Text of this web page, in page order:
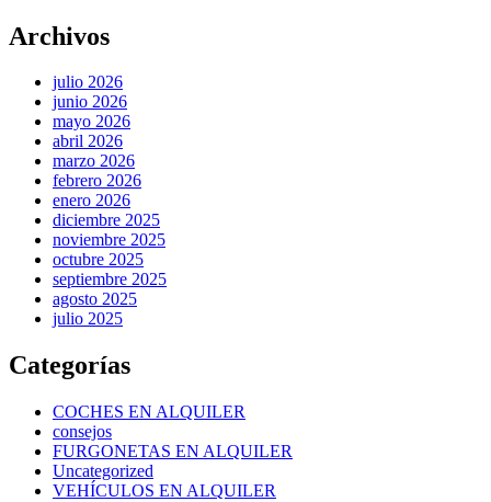
Archivos
julio 2026
junio 2026
mayo 2026
abril 2026
marzo 2026
febrero 2026
enero 2026
diciembre 2025
noviembre 2025
octubre 2025
septiembre 2025
agosto 2025
julio 2025
Categorías
COCHES EN ALQUILER
consejos
FURGONETAS EN ALQUILER
Uncategorized
VEHÍCULOS EN ALQUILER